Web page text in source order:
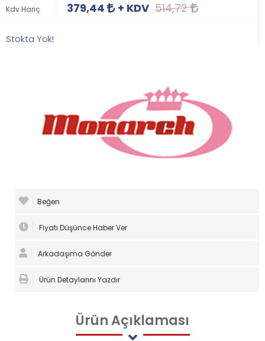
Kdv Hariç 379,44 + KDV 514,72
Stokta Yok!
Beğen
Fiyatı Düşünce Haber Ver
Arkadaşıma Gönder
Ürün Detaylarını Yazdır
ÜrünAçıklaması